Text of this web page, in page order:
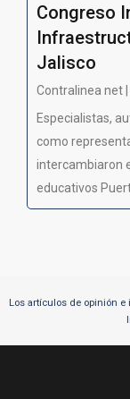
Congreso
Jalisco
Contralinea net
Especialistas,
como
intercambiaron
educativos
Los artículos de opinión